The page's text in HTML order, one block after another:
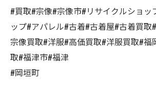
#買取#宗像#宗像市#リサイクルショッ
ップ#アパレル#古着#古着屋#古着買取
宗像買取#洋服#高価買取#洋服買取#福
取#福津市#福津
#岡垣町